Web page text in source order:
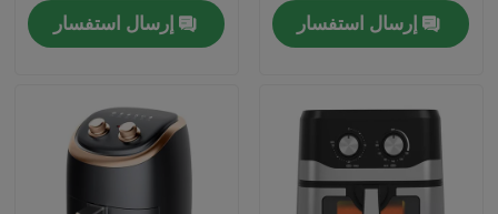
المنتجات
فيديوهات
إرسال استفسار
إرسال استفسار